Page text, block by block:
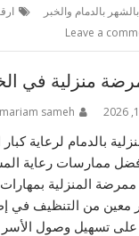
بالدمام والخبر
Leave a
في الخبر
mariam sameh
بالدمام لرعاية
ممارسات رعاية
ممرضة المنزلية
معين من التنظيف في
على تسهيل وصول الأسر